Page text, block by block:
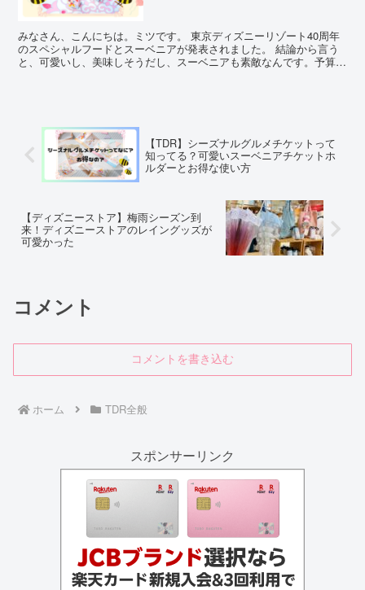
みなさん、こんにちは。ミツです。 東京ディズニーリゾート40周年
のスペシャルフードとスーベニアが発表されました。 結論から言う
と、可愛いし、美味しそうだし、スーベニアも素敵なんです。予算が
【TDR】シーズナルグルメチケットって
知ってる？可愛いスーベニアチケットホ
ルダーとお得な使い方
【ディズニーストア】梅雨シーズン到
来！ディズニーストアのレイングッズが
可愛かった
コメント
コメントを書き込む
ホーム TDR全般
スポンサーリンク